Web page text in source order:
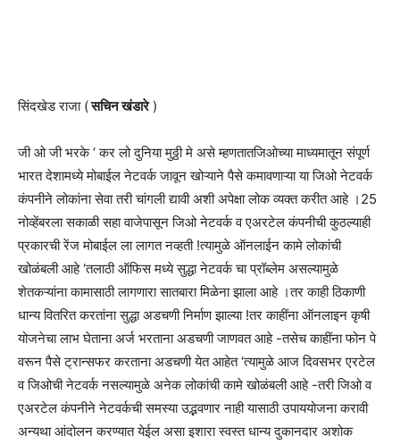
सिंदखेड राजा (सचिन खंडारे)
जी ओ जी भरके ‘ कर लो दुनिया मुठ्ठी मे असे म्हणतातजिओच्या माध्यमातून संपूर्ण
भारत देशामध्ये मोबाईल नेटवर्क जावून खोऱ्याने पैसे कमावणाऱ्या या जिओ नेटवर्क
कंपनीने लोकांना सेवा तरी चांगली द्यावी अशी अपेक्षा लोक व्यक्त करीत आहे ।25
नोव्हेंबरला सकाळी सहा वाजेपासून जिओ नेटवर्क व एअरटेल कंपनीची कुठल्याही
प्रकारची रेंज मोबाईल ला लागत नव्हती !त्यामुळे ऑनलाईन कामे लोकांची
खोळंबली आहे ‘तलाठी ऑफिस मध्ये सुद्धा नेटवर्क चा प्रॉब्लेम असल्यामुळे
शेतकऱ्यांना कामासाठी लागणारा सातबारा मिळेना झाला आहे ।तर काही ठिकाणी
धान्य वितरित करतांना सुद्धा अडचणी निर्माण झाल्या !तर काहींना ऑनलाइन कृषी
योजनेचा लाभ घेताना अर्ज भरताना अडचणी जाणवत आहे -तसेच काहींना फोन पे
वरून पैसे ट्रान्सफर करताना अडचणी येत आहेत ‘त्यामुळे आज दिवसभर एरटेल
व जिओची नेटवर्क नसल्यामुळे अनेक लोकांची कामे खोळंबली आहे -तरी जिओ व
एअरटेल कंपनीने नेटवर्कची समस्या उद्भवणार नाही यासाठी उपाययोजना करावी
अन्यथा आंदोलन करण्यात येईल असा इशारा स्वस्त धान्य दुकानदार अशोक